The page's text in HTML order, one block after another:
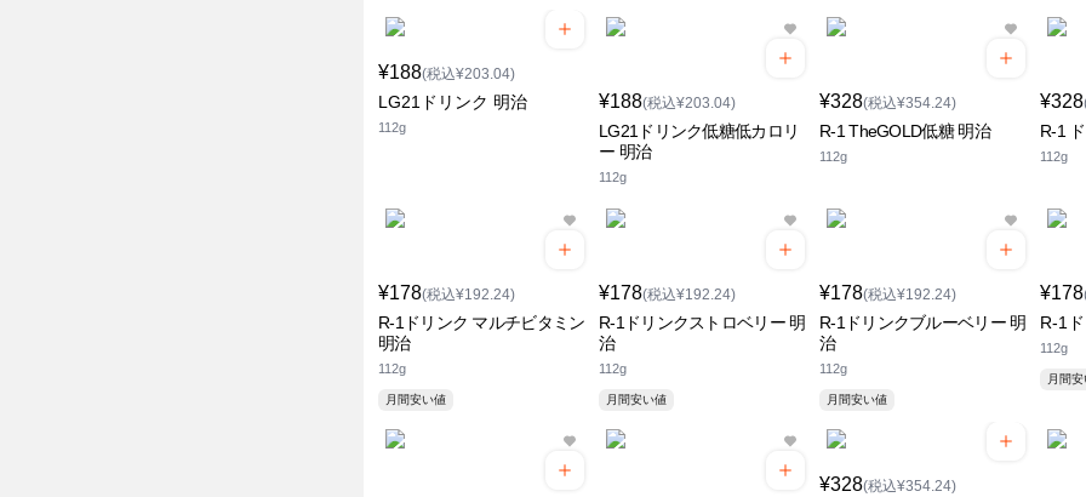
¥188(税込¥203.04)
LG21ドリンク 明治
112g
¥188(税込¥203.04)
LG21ドリンク低糖低カロリ
ー 明治
112g
¥328(税込¥354.24)
R-1 TheGOLD低糖 明治
112g
¥328
R-1
112g
¥178(税込¥192.24)
R-1ドリンク マルチビタミン
明治
112g
月間安い値
¥178(税込¥192.24)
R-1ドリンクストロベリー 明
治
112g
月間安い値
¥178(税込¥192.24)
R-1ドリンクブルーベリー 明
治
112g
月間安い値
¥178
R-1
112g
月間
¥328(税込¥354.24)